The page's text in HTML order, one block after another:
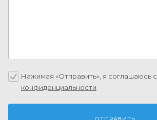
Нажимая «Отправить», я соглашаюсь c
конфиденциальности